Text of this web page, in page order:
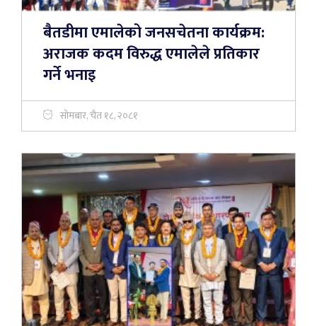
बैतडीमा एमालेको जनसचेतना कार्यक्रम:
अराजक कदम विरुद्ध एमालेले प्रतिकार
गर्ने भनाइ
सोमबार, चैत १८, २०८१